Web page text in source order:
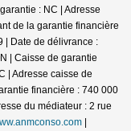
: NC | Adresse
de la garantie financière
| Date de délivrance :
| Caisse de garantie
| Adresse caisse de
financière : 740 000
du médiateur : 2 rue
|